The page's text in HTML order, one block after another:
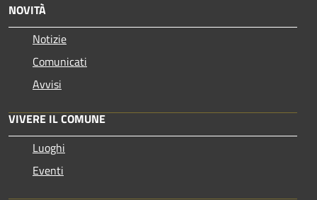
NOVITÀ
Notizie
Comunicati
Avvisi
VIVERE IL COMUNE
Luoghi
Eventi